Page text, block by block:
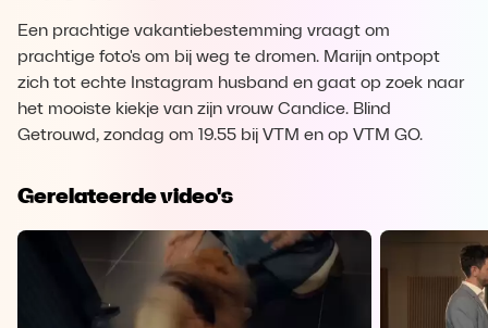
Een prachtige vakantiebestemming vraagt om
prachtige foto's om bij weg te dromen. Marijn ontpopt
zich tot echte Instagram husband en gaat op zoek naar
het mooiste kiekje van zijn vrouw Candice. Blind
Getrouwd, zondag om 19.55 bij VTM en op VTM GO.
Gerelateerde video's